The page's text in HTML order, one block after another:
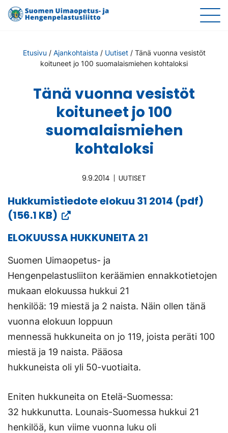
Etusivu / Ajankohtaista / Uutiset/ Tänä vuonna vesistöt
koituneet jo 100 suomalaismiehen kohtaloksi
Tänä vuonna vesistöt
koituneet jo 100
suomalaismiehen
kohtaloksi
9.9.2014 UUTISET
Hukkumistiedote elokuu 31 2014 (pdf)
(156.1 KB) (Vieraile
sivustolla.
Linkki
avautuu
uuteen
välilehteen.)
ELOKUUSSA HUKKUNEITA 21
Suomen Uimaopetus- ja
Hengenpelastusliiton keräämien ennakkotietojen
mukaan elokuussa hukkui 21
henkilöä: 19 miestä ja 2 naista. Näin ollen tänä
vuonna elokuun loppuun
mennessä hukkuneita on jo 119, joista peräti 100
miestä ja 19 naista. Pääosa
hukkuneista oli yli 50-vuotiaita.
Eniten hukkuneita on Etelä-Suomessa:
32 hukkunutta. Lounais-Suomessa hukkui 21
henkilöä, kun viime vuonna luku oli